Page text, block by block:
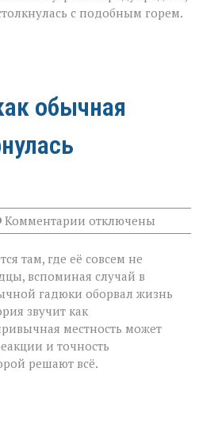
с подобным горем.
обычная
Комментарии к
записи
укус:
как
обычная
прогулка
обернулась
трагедией»
отключены
там, где её совсем не
вспоминая случай в
гадюки оборвал жизнь
звучит как
местность может
и точность
решают всё.